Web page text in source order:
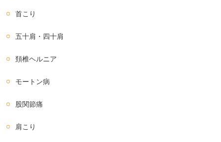
首こり
五十肩・四十肩
頚椎ヘルニア
モートン病
股関節痛
肩こり